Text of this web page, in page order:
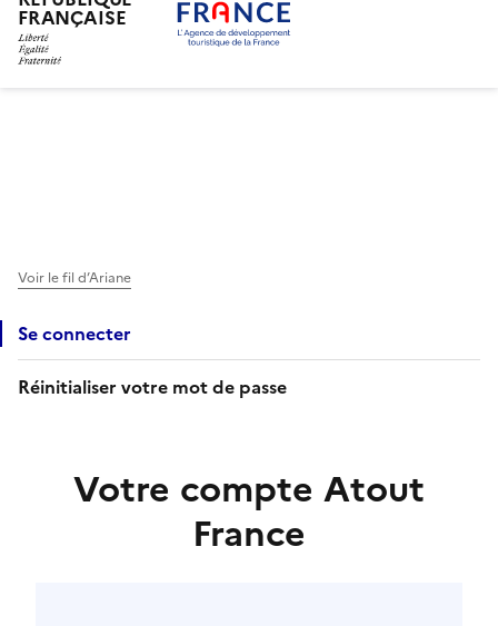
FRANÇAISE
Voir le fil d’Ariane
Se connecter
Réinitialiser votre mot de passe
Votre compte Atout
France